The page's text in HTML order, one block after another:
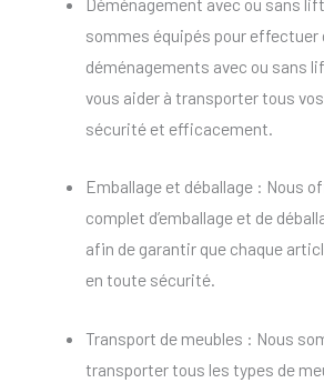
sommes équipés pour effectuer
déménagements avec ou sans
vous aider à transporter tous
sécurité et efficacement.
Emballage et déballage : Nous
complet d’emballage et de
afin de garantir que chaque
en toute sécurité.
Transport de meubles : Nous
transporter tous les types de